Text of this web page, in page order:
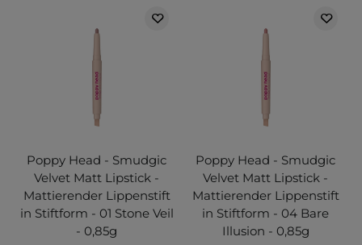
Poppy Head - Smudgic
Velvet Matt Lipstick -
Mattierender Lippenstift
in Stiftform - 01 Stone Veil
- 0,85g
Poppy Head - Smudgic
Velvet Matt Lipstick -
Mattierender Lippenstift
in Stiftform - 04 Bare
Illusion - 0,85g